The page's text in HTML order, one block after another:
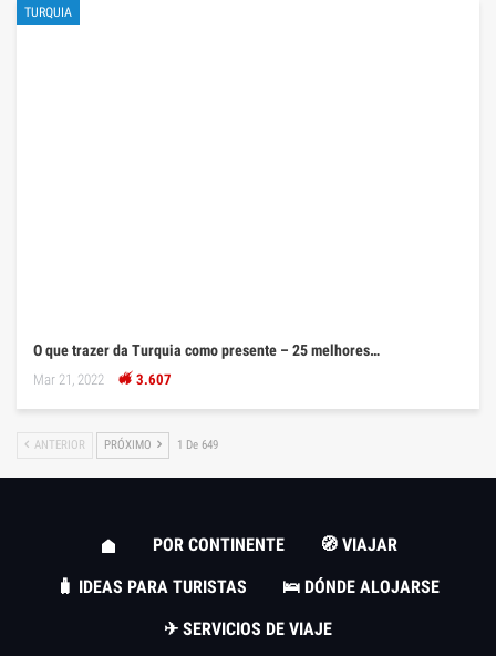
TURQUIA
O que trazer da Turquia como presente – 25 melhores…
Mar 21, 2022 3.607
ANTERIOR PRÓXIMO 1 De 649
POR CONTINENTE
🧭 VIAJAR
🧳 IDEAS PARA TURISTAS
🛌 DÓNDE ALOJARSE
✈ SERVICIOS DE VIAJE